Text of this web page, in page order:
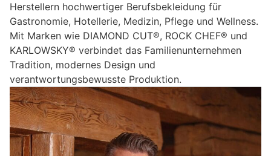
Herstellern hochwertiger Berufsbekleidung für
Gastronomie, Hotellerie, Medizin, Pflege und Wellness.
Mit Marken wie DIAMOND CUT®, ROCK CHEF® und
KARLOWSKY® verbindet das Familienunternehmen
Tradition, modernes Design und
verantwortungsbewusste Produktion.